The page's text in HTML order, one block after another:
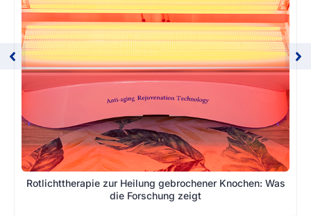
Rotlichttherapie zur Heilung gebrochener Knochen: Was
die Forschung zeigt